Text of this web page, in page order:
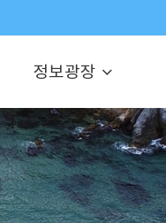
정보광장